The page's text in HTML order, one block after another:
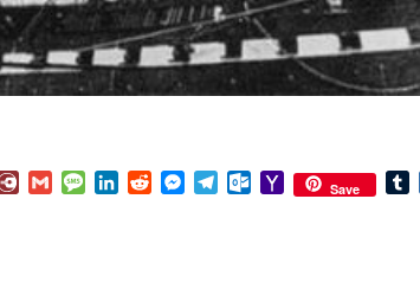
Diary.RuGmailMessage
LinkedInRedditMessenger
TelegramOutlook.com
YahooSave